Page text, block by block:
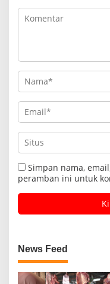
Simpan nama,
peramban ini untuk
News Feed